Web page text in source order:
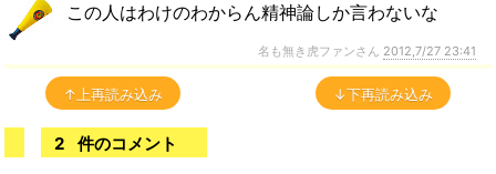
この人はわけのわからん精神論しか言わないな
名も無き虎ファンさん 2012,7/27 23:41
↑上再読み込み ↓下再読み込み
2 件のコメント